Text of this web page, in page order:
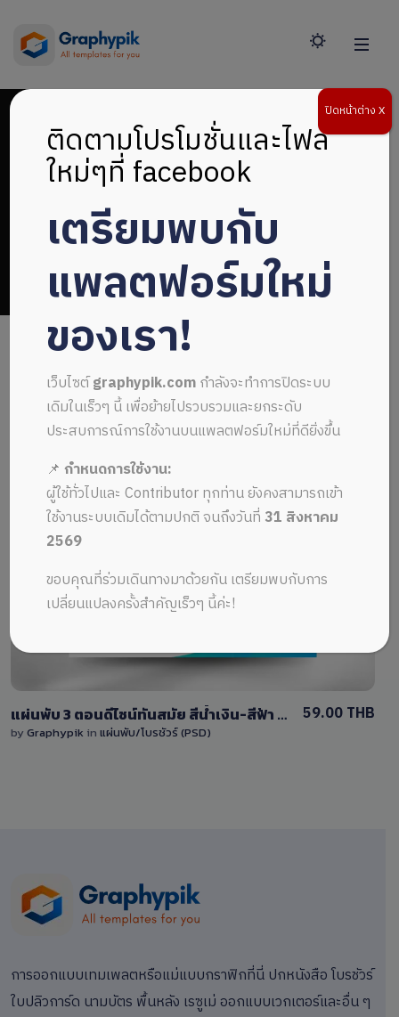
โปรไฟล์บริษัท
ALL MUSIC FROM โปรไฟล์บริษัท
0 Sale
แผ่นพับ 3 ตอนดีไซน์ทันสมัย สีน้ำเงิน-สีฟ้า โดดเด่นด้วยลวดลายโค้ง มีพื้นที่สำหรับใส่ข้อความและรูปภาพ
by Graphypik in แผ่นพับ/โบรชัวร์ (PSD)
59.00 THB
การออกแบบเทมเพลตหรือแม่แบบกราฟิกที่นี่ ปกหนังสือ โบรชัวร์
ใบปลิวการ์ด นามบัตร พื้นหลัง เรซูเม่ ออกแบบเวกเตอร์และอื่น ๆ
ติดตามโปรโมชั่นและไฟล์
ใหม่ๆที่ facebook
เตรียมพบกับ
แพลตฟอร์มใหม่
ของเรา!
เว็บไซต์graphypik.comกำลังจะทำการปิดระบบ
เดิมในเร็วๆ นี้ เพื่อย้ายไปรวบรวมและยกระดับ
ประสบการณ์การใช้งานบนแพลตฟอร์มใหม่ที่ดียิ่งขึ้น
📌กำหนดการใช้งาน:
ผู้ใช้ทั่วไปและ Contributor ทุกท่าน ยังคงสามารถเข้า
ใช้งานระบบเดิมได้ตามปกติ จนถึงวันที่ 31 สิงหาคม
2569
ขอบคุณที่ร่วมเดินทางมาด้วยกัน เตรียมพบกับการ
เปลี่ยนแปลงครั้งสำคัญเร็วๆ นี้ค่ะ!
ปิดหน้าต่าง X